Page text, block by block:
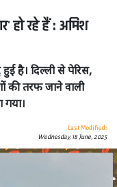
हो रहे हैं : अमिश
हुई है। दिल्ली से पेरिस,
तरफ जाने वाली
गया।
Last Modified:
Wednesday, 18 June, 2025